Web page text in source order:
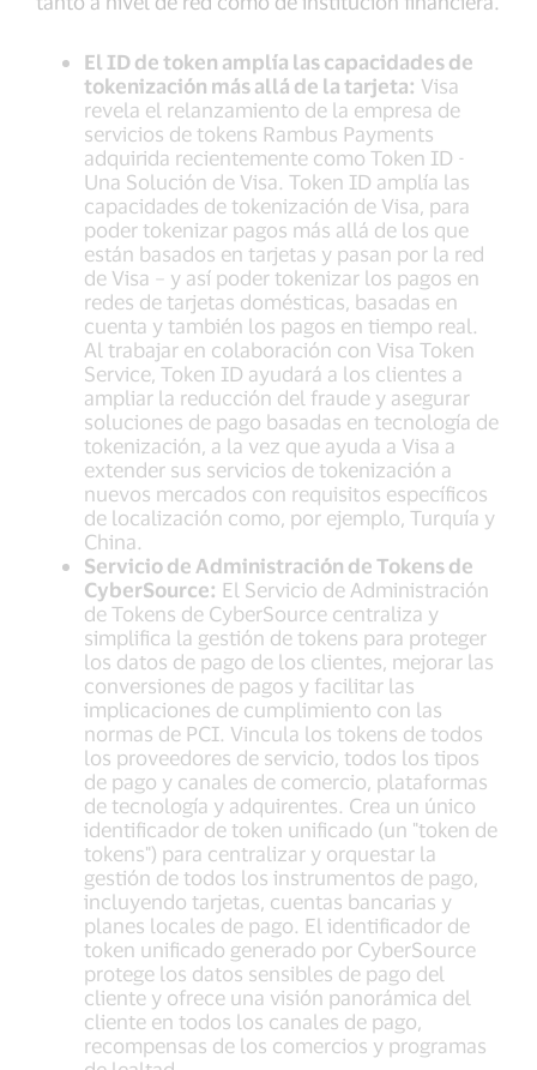
El ID de token amplía las capacidades de
tokenización más allá de la tarjeta: Visa
revela el relanzamiento de la empresa de
servicios de tokens Rambus Payments
adquirida recientemente como Token ID -
Una Solución de Visa. Token ID amplía las
capacidades de tokenización de Visa, para
poder tokenizar pagos más allá de los que
están basados en tarjetas y pasan por la red
de Visa – y así poder tokenizar los pagos en
redes de tarjetas domésticas, basadas en
cuenta y también los pagos en tiempo real.
Al trabajar en colaboración con Visa Token
Service, Token ID ayudará a los clientes a
ampliar la reducción del fraude y asegurar
soluciones de pago basadas en tecnología de
tokenización, a la vez que ayuda a Visa a
extender sus servicios de tokenización a
nuevos mercados con requisitos específicos
de localización como, por ejemplo, Turquía y
China.
Servicio de Administración de Tokens de
CyberSource: El Servicio de Administración
de Tokens de CyberSource centraliza y
simplifica la gestión de tokens para proteger
los datos de pago de los clientes, mejorar las
conversiones de pagos y facilitar las
implicaciones de cumplimiento con las
normas de PCI. Vincula los tokens de todos
los proveedores de servicio, todos los tipos
de pago y canales de comercio, plataformas
de tecnología y adquirentes. Crea un único
identificador de token unificado (un "token de
tokens") para centralizar y orquestar la
gestión de todos los instrumentos de pago,
incluyendo tarjetas, cuentas bancarias y
planes locales de pago. El identificador de
token unificado generado por CyberSource
protege los datos sensibles de pago del
cliente y ofrece una visión panorámica del
cliente en todos los canales de pago,
recompensas de los comercios y programas